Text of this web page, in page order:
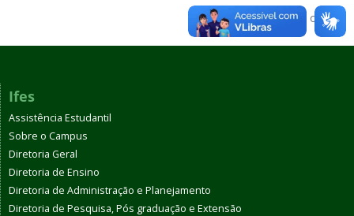
Voltar para o topo
Ifes
Assistência Estudantil
Sobre o Campus
Diretoria Geral
Diretoria de Ensino
Diretoria de Administração e Planejamento
Diretoria de Pesquisa, Pós graduação e Extensão